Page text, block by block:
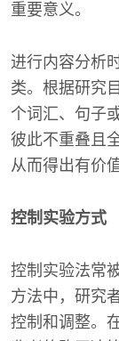
重要意义。
进行内容分析
类。根据研究
个词汇、句子
彼此不重叠且
从而得出有价
控制实验方式
控制实验法常
方法中，研究
控制和调整。